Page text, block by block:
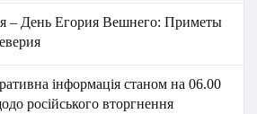
– День Егория Вешнего: Приметы
інформація станом на 06.00
російського вторгнення